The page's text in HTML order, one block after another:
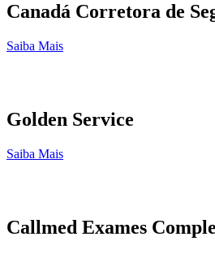
Canadá Corretora de
Saiba Mais
Golden Service
Saiba Mais
Callmed Exames